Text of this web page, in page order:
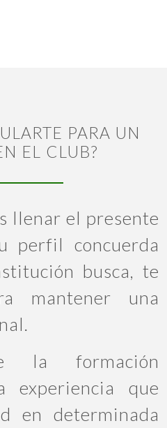
PARA UN
EL CLUB?
llenar el presente
perfil concuerda
busca, te
mantener una
la formación
experiencia que
en determinada